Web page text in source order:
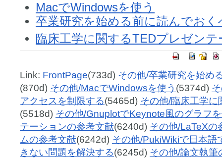
MacでWindowsを使う
卒業研究を始める前に読んでお
臨床工学に関するTEDプレゼンテ
Link: FrontPage(733d) その他/卒業研究を始め
(870d) その他/MacでWindowsを使う (5374d)
アクセスを制限する(5465d) その他/臨床工学
(5518d) その他/GnuplotでKeynote風のグラフ
テーションの参考文献(6240d) その他/LaTeXの
ムの参考文献(6242d) その他/PukiWikiで日本語
きない問題を解決する(6245d) その他/論文執筆